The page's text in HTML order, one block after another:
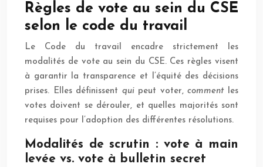
Règles de vote au sein du CSE
selon le code du travail
Le Code du travail encadre strictement les
modalités de vote au sein du CSE. Ces règles visent
à garantir la transparence et l’équité des décisions
prises. Elles définissent qui peut voter,comment les
votes doivent se dérouler, et quelles majorités sont
requises pour l’adoption des différentes résolutions.
Modalités de scrutin : vote à main
levée vs. vote à bulletin secret